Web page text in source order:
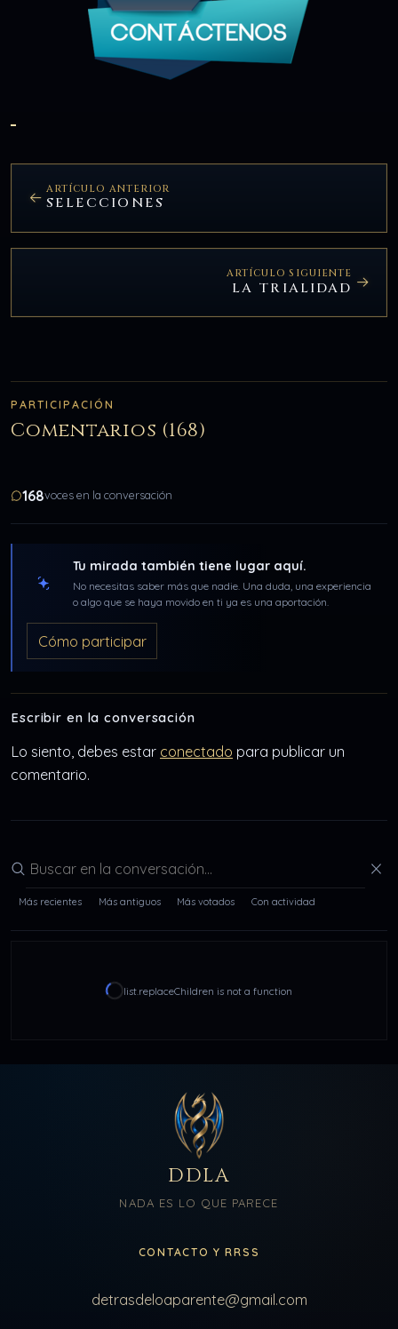
ARTÍCULO ANTERIOR
SELECCIONES
ARTÍCULO SIGUIENTE
LA TRIALIDAD
PARTICIPACIÓN
Comentarios (168)
168voces en la conversación
Tu mirada también tiene lugar aquí.
No necesitas saber más que nadie. Una duda, una experiencia
o algo que se haya movido en ti ya es una aportación.
Cómo participar
Escribir en la conversación
Lo siento, debes estar conectado para publicar un
comentario.
Buscar en la conversación
Más recientes Más antiguos Más votados Con actividad
list.replaceChildren is not a function
DDLA
NADA ES LO QUE PARECE
CONTACTO Y RRSS
detrasdeloaparente@gmail.com